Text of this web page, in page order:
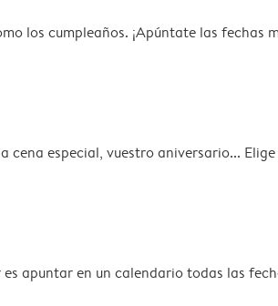
los cumpleaños. ¡Apúntate las fechas
especial, vuestro aniversario...
apuntar en un calendario todas las